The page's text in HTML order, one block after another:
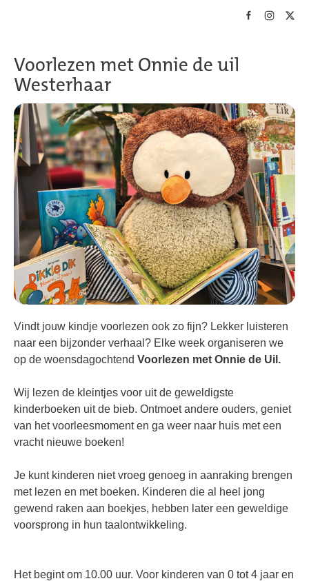
Voorlezen met Onnie de uil
Westerhaar
Vindt jouw kindje voorlezen ook zo fijn? Lekker luisteren
naar een bijzonder verhaal? Elke week organiseren we
op de woensdagochtend Voorlezen met Onnie de Uil.
Wij lezen de kleintjes voor uit de geweldigste
kinderboeken uit de bieb. Ontmoet andere ouders, geniet
van het voorleesmoment en ga weer naar huis met een
vracht nieuwe boeken!
Je kunt kinderen niet vroeg genoeg in aanraking brengen
met lezen en met boeken. Kinderen die al heel jong
gewend raken aan boekjes, hebben later een geweldige
voorsprong in hun taalontwikkeling.
Het begint om 10.00 uur. Voor kinderen van 0 tot 4 jaar en